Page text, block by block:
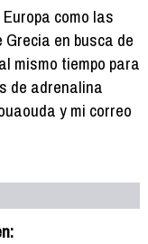
como las
en busca de
mismo tiempo para
de adrenalina
y mi correo